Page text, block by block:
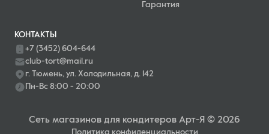
Гарантия
КОНТАКТЫ
+7 (3452) 604-644
club-tort@mail.ru
г. Тюмень, ул. Холодильная, д. 142
Пн-Вс 8:00 - 20:00
Сеть магазинов для кондитеров Арт-Я © 2026
Политика конфиденциальности